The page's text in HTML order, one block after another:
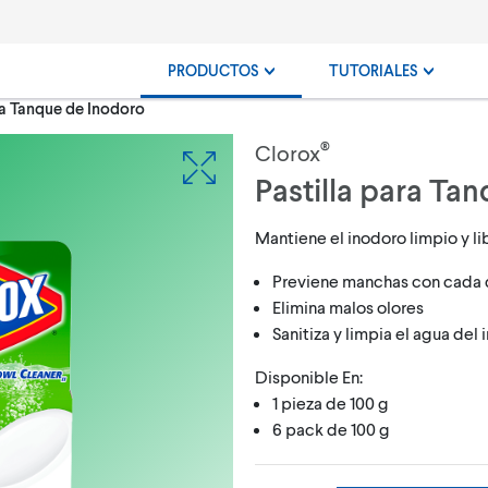
PRODUCTOS TUTORIALES
Tanque de Inodoro
Clorox®
Pastilla para
Mantiene el inodoro limpio y
Previene manchas con cada
Elimina malos olores
Sanitiza y limpia el agua del
Disponible En:
1 pieza de 100 g
6 pack de 100 g